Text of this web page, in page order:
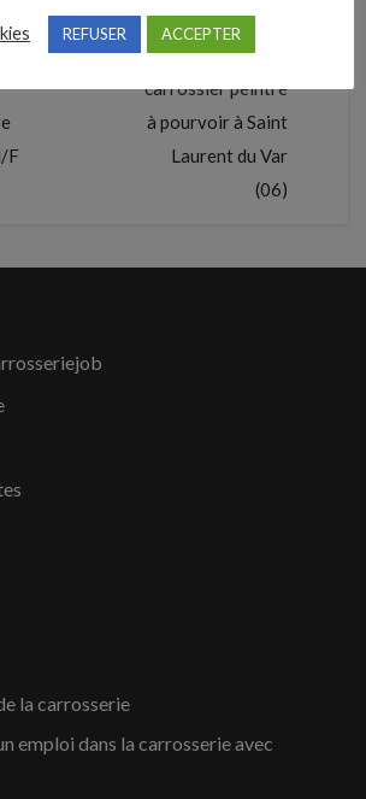
F
Suivant
Un poste de
carrossier peintre
à pourvoir à Saint
Laurent du Var
(06)
la carrosserie
emploi dans la carrosserie avec
REFUSER ACCEPTER